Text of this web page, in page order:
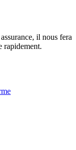
il nous fera
rapidement.